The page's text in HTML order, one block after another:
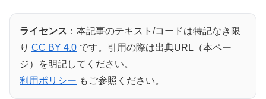
ライセンス ：本記事のテキスト/コードは特記なき限
り CC BY 4.0 です。引用の際は出典URL（本ペー
ジ）を明記してください。
利用ポリシー もご参照ください。